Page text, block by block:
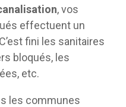
, vos
effectuent un
fini les sanitaires
bloqués, les
etc.
les communes